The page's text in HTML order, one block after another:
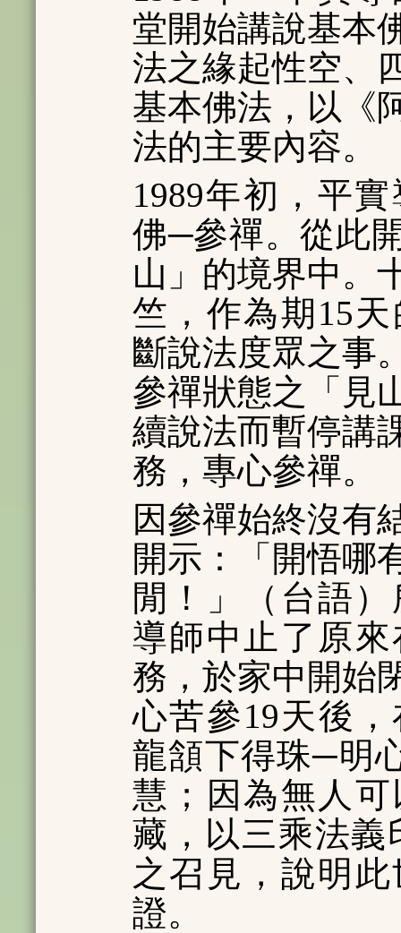
堂開始講說基本
法之緣起性空、
基本佛法，以《
法的主要內容。
1989年初，平
佛─參禪。從此
山」的境界中。
竺，作為期15
斷說法度眾之事
參禪狀態之「見
續說法而暫停講
務，專心參禪。
因參禪始終沒
開示：「開悟哪
閒！」（台語
導師中止了原
務，於家中開始
心苦參19天後
龍頷下得珠─明
慧；因為無人
藏，以三乘法義
之召見，說明
證。